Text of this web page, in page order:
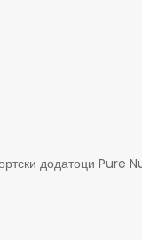
додатоци Pure